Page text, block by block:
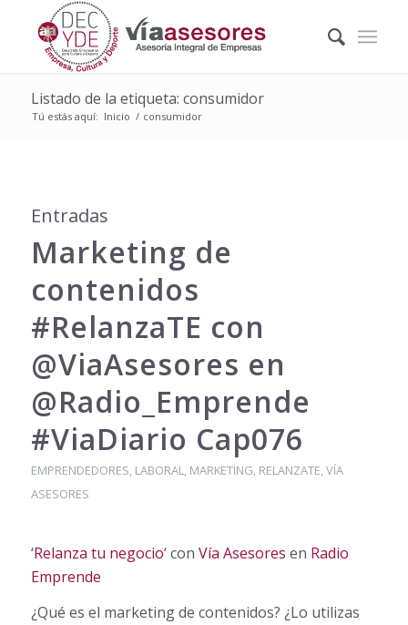
Listado de la etiqueta: consumidor
Tú estás aquí: Inicio / consumidor
Entradas
Marketing de
contenidos
‪#‎RelanzaTE‬ con
@ViaAsesores en
@Radio_Emprende
‪#‎ViaDiario‬ Cap076
EMPRENDEDORES, LABORAL, MARKETING, RELANZATE,VÍA
ASESORES
‘Relanza tu negocio‘ con Vía Asesores en Radio
Emprende
¿Qué es el marketing de contenidos? ¿Lo utilizas